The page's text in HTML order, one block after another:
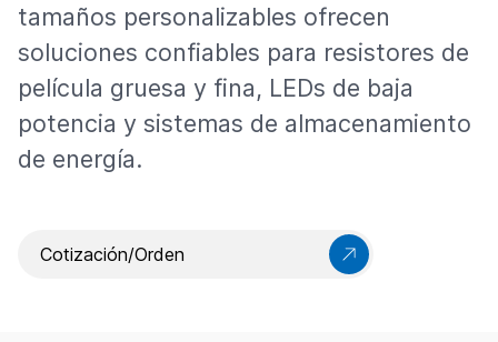
tamaños personalizables ofrecen
soluciones confiables para resistores de
película gruesa y fina, LEDs de baja
potencia y sistemas de almacenamiento
de energía.
Cotización/Orden